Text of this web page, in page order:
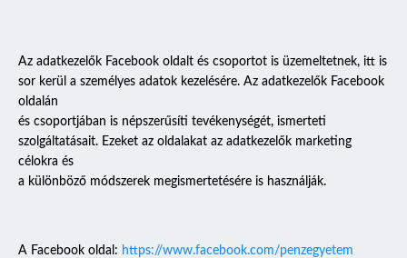
Az adatkezelők Facebook oldalt és csoportot is üzemeltetnek, itt is
sor kerül a személyes adatok kezelésére. Az adatkezelők Facebook
oldalán
és csoportjában is népszerűsíti tevékenységét, ismerteti
szolgáltatásait. Ezeket az oldalakat az adatkezelők marketing
célokra és
a különböző módszerek megismertetésére is használják.
A Facebook oldal: https://www.facebook.com/penzegyetem